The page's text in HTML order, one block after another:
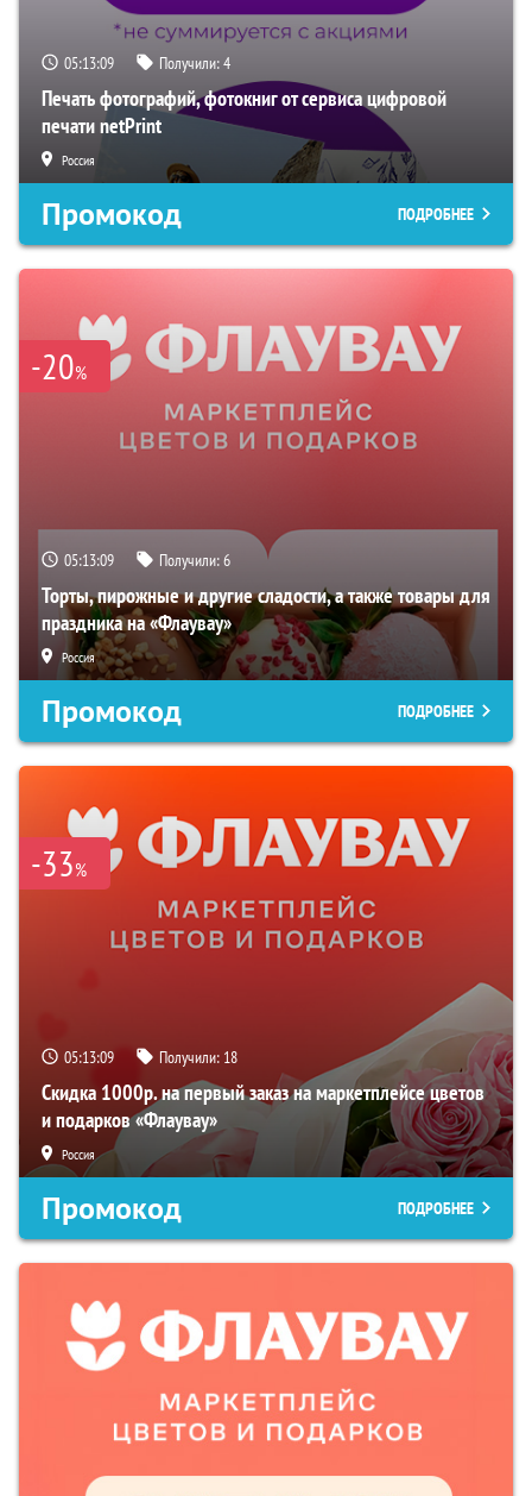
05:13:08 Получили:4
Печать фотографий, фотокниг от сервиса цифровой
печати netPrint
Россия
Промокод ПОДРОБНЕЕ
-20%
05:13:08 Получили:6
Торты, пирожные и другие сладости, а также товары для
праздника на «Флаувау»
Россия
Промокод ПОДРОБНЕЕ
-33%
05:13:08 Получили: 18
Скидка 1000р. на первый заказ на маркетплейсе цветов
и подарков «Флаувау»
Россия
Промокод ПОДРОБНЕЕ